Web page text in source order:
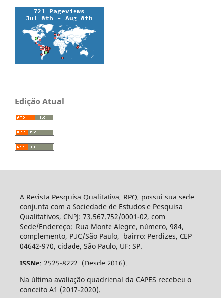
Edição Atual
A Revista Pesquisa Qualitativa, RPQ, possui sua sede
conjunta com a Sociedade de Estudos e Pesquisa
Qualitativos, CNPJ: 73.567.752/0001-02, com
Sede/Endereço: Rua Monte Alegre, número, 984,
complemento, PUC/São Paulo, bairro: Perdizes, CEP
04642-970, cidade, São Paulo, UF: SP.
ISSNe: 2525-8222 (Desde 2016).
Na última avaliação quadrienal da CAPES recebeu o
conceito A1 (2017-2020).